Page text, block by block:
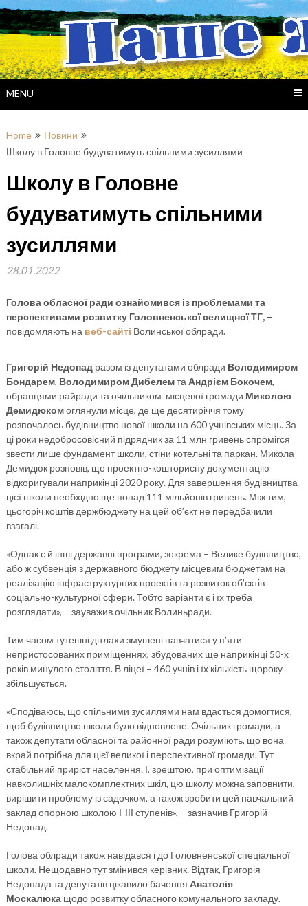
Skip
to
content
MENU
Home
Новини
Школу в Головне будуватимуть спільними зусиллями
Школу в Головне
будуватимуть спільними
зусиллями
28.01.2022
Голова обласної ради ознайомився із проблемами та
перспективами розвитку Головненської селищної ТГ, –
повідомляють на веб-сайті Волинської облради.
Григорій Недопадразом із депутатами облради Володимиром
Бондарем, Володимиром Дибелемта Андрієм Бокочем,
обранцями райради та очільником місцевої громади Миколою
Демидюкомоглянули місце, де ще десятиріччя тому
розпочалось будівництво нової школи на 600 учнівських місць. За
ці роки недобросовісний підрядник за 11 млн гривень спромігся
звести лише фундамент школи, стіни котельні та паркан. Микола
Демидюк розповів, що проектно-кошторисну документацію
відкоригували наприкінці 2020 року. Для завершення будівництва
цієї школи необхідно ще понад 111 мільйонів гривень. Між тим,
цьогоріч коштів держбюджету на цей об’єкт не передбачили
взагалі.
«Однак є й інші державні програми, зокрема – Велике будівництво,
або ж субвенція з державного бюджету місцевим бюджетам на
реалізацію інфраструктурних проектів та розвиток об’єктів
соціально-культурної сфери. Тобто варіанти є і їх треба
розглядати», – зауважив очільник Волиньради.
Тим часом тутешні дітлахи змушені навчатися у п’яти
непристосованих приміщеннях, збудованих ще наприкінці 50-х
років минулого століття. В ліцеї – 460 учнів і їх кількість щороку
збільшується.
«Сподіваюсь, що спільними зусиллями нам вдасться домогтися,
щоб будівництво школи було відновлене. Очільник громади, а
також депутати обласної та районної ради розуміють, що вона
вкрай потрібна для цієї великої і перспективної громади. Тут
стабільний приріст населення. І, зрештою, при оптимізації
навколишніх малокомплектних шкіл, цю школу можна заповнити,
вирішити проблему із садочком, а також зробити цей навчальний
заклад опорною школою І-ІІІ ступенів», – зазначив Григорій
Недопад.
Голова облради також навідався і до Головненської спеціальної
школи. Нещодавно тут змінився керівник. Відтак, Григорія
Недопада та депутатів цікавило бачення Анатолія
Москалюкащодо розвитку обласного комунального закладу.